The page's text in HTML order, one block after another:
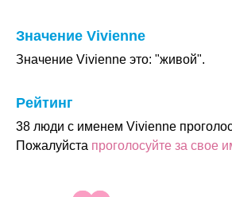
Значение Vivienne
Значение Vivienne это: "живой".
Рейтинг
38 люди с именем Vivienne
Пожалуйста проголосуйте за свое